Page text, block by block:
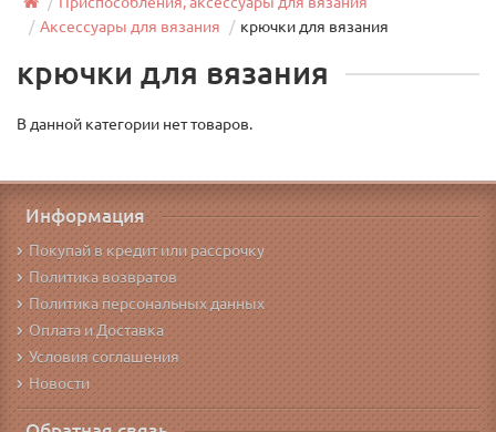
Аксессуары для вязания
крючки для вязания
крючки для вязания
В данной категории нет товаров.
Информация
Покупай в кредит или рассрочку
Политика возвратов
Политика персональных данных
Оплата и Доставка
Условия соглашения
Новости